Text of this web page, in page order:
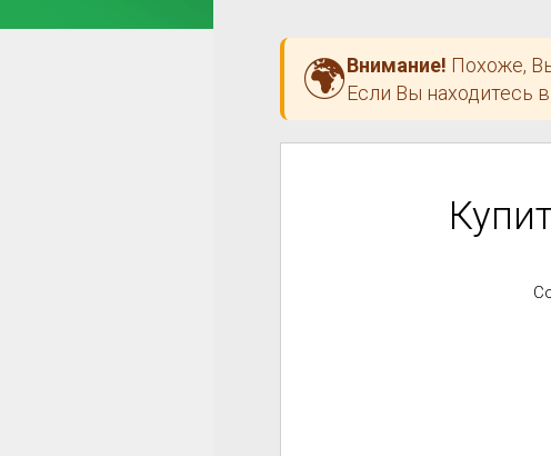
🌍Внимание! Похоже,
Если Вы находитесь